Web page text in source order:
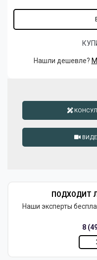
Нашли дешевле?
ПОДХОДИТ
Наши эксперты
8